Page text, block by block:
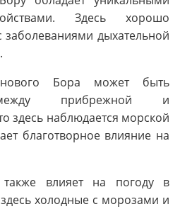
Здесь хорошо
заболеваниями дыхательной
Бора может быть
прибрежной и
здесь наблюдается морской
благотворное влияние на
влияет на погоду в
холодные с морозами и